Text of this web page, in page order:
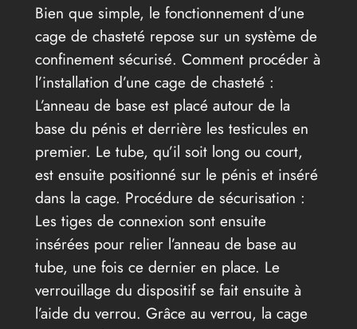
Bien que simple, le fonctionnement d’une
cage de chasteté repose sur un système de
confinement sécurisé. Comment procéder à
l’installation d’une cage de chasteté :
L’anneau de base est placé autour de la
base du pénis et derrière les testicules en
premier. Le tube, qu’il soit long ou court,
est ensuite positionné sur le pénis et inséré
dans la cage. Procédure de sécurisation :
Les tiges de connexion sont ensuite
insérées pour relier l’anneau de base au
tube, une fois ce dernier en place. Le
verrouillage du dispositif se fait ensuite à
l’aide du verrou. Grâce au verrou, la cage